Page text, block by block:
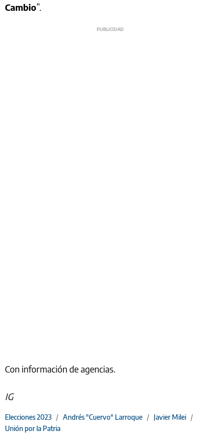
Cambio”.
Con información de agencias.
IG
Elecciones 2023 / Andrés "Cuervo" Larroque / Javier Milei /
Unión por la Patria